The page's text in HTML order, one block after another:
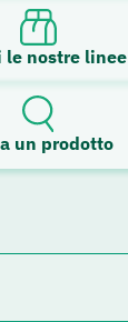
le nostre linee
un prodotto